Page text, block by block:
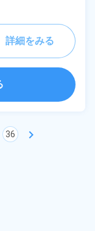
詳細をみる
36 chevron_right